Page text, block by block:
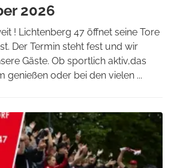
2026
! Lichtenberg 47 öffnet seine Tore
Der Termin steht fest und wir
Gäste. Ob sportlich aktiv,das
genießen oder bei den vielen ...